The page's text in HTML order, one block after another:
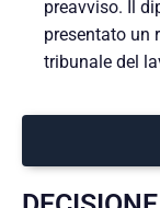
preavviso. Il
presentato un
tribunale del